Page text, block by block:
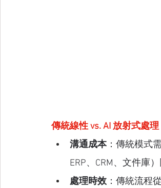
傳統線性 vs. AI 放射式處理
溝通成本 ：傳統模式
ERP、CRM、文件庫
處理時效 ：傳統流程